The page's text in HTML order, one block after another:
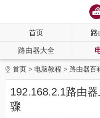
首页 路
路由器大全
首页 电脑教程 路由器百
192.168.2.1路由
骤